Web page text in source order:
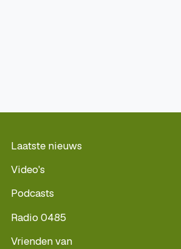
Laatste nieuws
Video's
Podcasts
Radio 0485
Vrienden van